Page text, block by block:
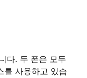
다. 두 폰은 모두
를 사용하고 있습